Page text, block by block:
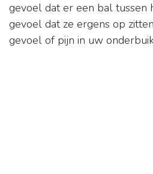
gevoel dat er een bal tussen
gevoel dat ze ergens op
gevoel of pijn in uw